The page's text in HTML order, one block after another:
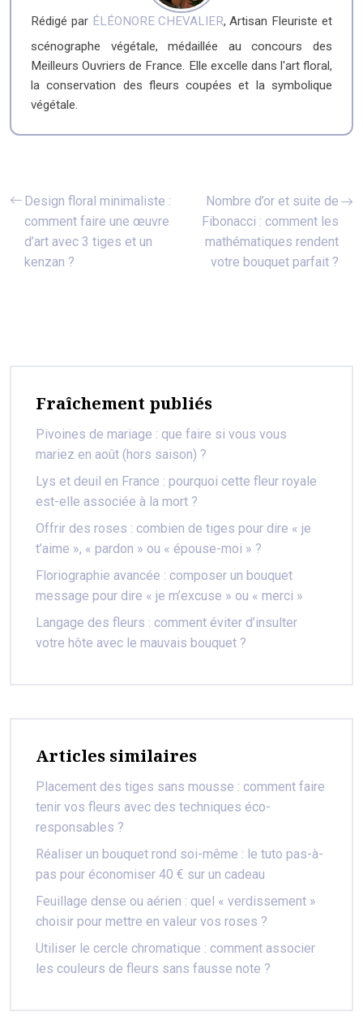
Rédigé par ÉLÉONORE CHEVALIER, Artisan Fleuriste et
scénographe végétale, médaillée au concours des
Meilleurs Ouvriers de France. Elle excelle dans l'art floral,
la conservation des fleurs coupées et la symbolique
végétale.
Design floral minimaliste :
comment faire une œuvre
d’art avec 3 tiges et un
kenzan ?
Nombre d’or et suite de
Fibonacci : comment les
mathématiques rendent
votre bouquet parfait ?
Fraîchement publiés
Pivoines de mariage : que faire si vous vous
mariez en août (hors saison) ?
Lys et deuil en France : pourquoi cette fleur royale
est-elle associée à la mort ?
Offrir des roses : combien de tiges pour dire « je
t’aime », « pardon » ou « épouse-moi » ?
Floriographie avancée : composer un bouquet
message pour dire « je m’excuse » ou « merci »
Langage des fleurs : comment éviter d’insulter
votre hôte avec le mauvais bouquet ?
Articles similaires
Placement des tiges sans mousse : comment faire
tenir vos fleurs avec des techniques éco-
responsables ?
Réaliser un bouquet rond soi-même : le tuto pas-à-
pas pour économiser 40 € sur un cadeau
Feuillage dense ou aérien : quel « verdissement »
choisir pour mettre en valeur vos roses ?
Utiliser le cercle chromatique : comment associer
les couleurs de fleurs sans fausse note ?